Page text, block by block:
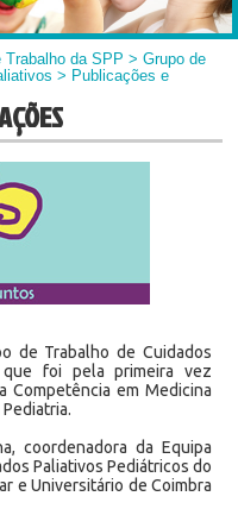
da SPP >Grupo de
> Publicações e
de Trabalho de Cuidados
que foi pela primeira vez
Competência em Medicina
coordenadora da Equipa
Paliativos Pediátricos do
e Universitário de Coimbra